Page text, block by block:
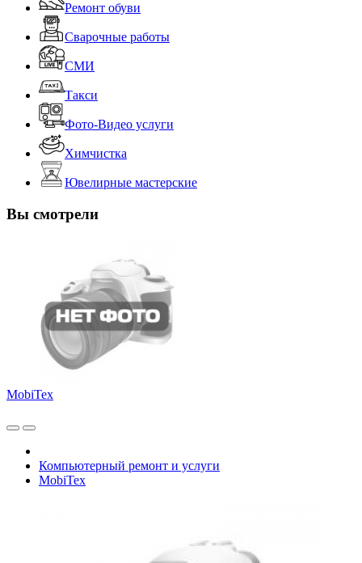
Ремонт обуви
Сварочные работы
СМИ
Такси
Фото-Видео услуги
Химчистка
Ювелирные мастерские
Вы смотрели
MobiTex
Компьютерный ремонт и услуги
MobiTex